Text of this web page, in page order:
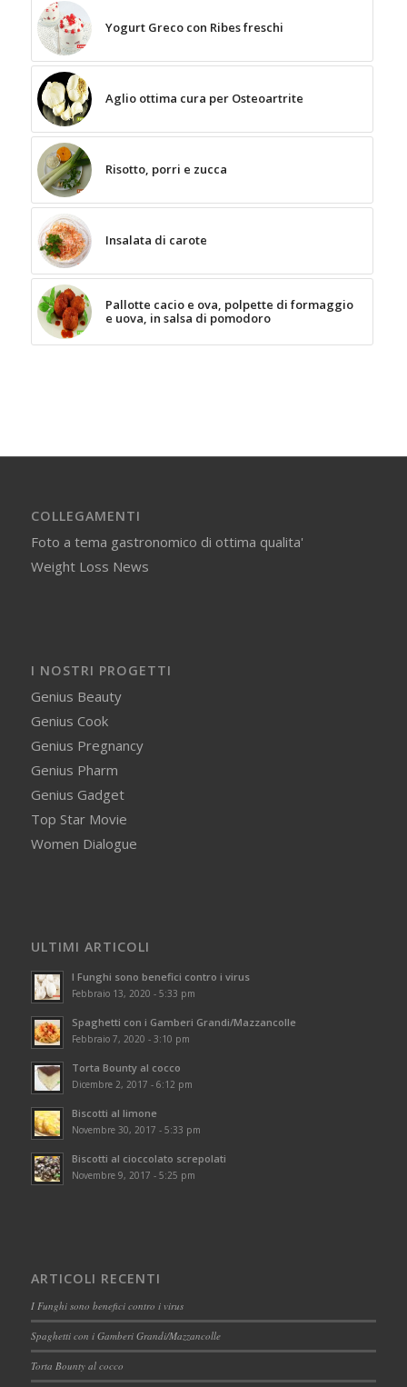
Yogurt Greco con Ribes freschi
Aglio ottima cura per Osteoartrite
Risotto, porri e zucca
Insalata di carote
Pallotte cacio e ova, polpette di formaggio
e uova, in salsa di pomodoro
COLLEGAMENTI
Foto a tema gastronomico di ottima qualita'
Weight Loss News
I NOSTRI PROGETTI
Genius Beauty
Genius Cook
Genius Pregnancy
Genius Pharm
Genius Gadget
Top Star Movie
Women Dialogue
ULTIMI ARTICOLI
I Funghi sono benefici contro i virus
Febbraio 13, 2020 - 5:33 pm
Spaghetti con i Gamberi Grandi/Mazzancolle
Febbraio 7, 2020 - 3:10 pm
Torta Bounty al cocco
Dicembre 2, 2017 - 6:12 pm
Biscotti al limone
Novembre 30, 2017 - 5:33 pm
Biscotti al cioccolato screpolati
Novembre 9, 2017 - 5:25 pm
ARTICOLI RECENTI
I Funghi sono benefici contro i virus
Spaghetti con i Gamberi Grandi/Mazzancolle
Torta Bounty al cocco